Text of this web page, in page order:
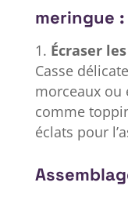
meringue :
Écraser
Casse
morceaux ou
comme
éclats pour